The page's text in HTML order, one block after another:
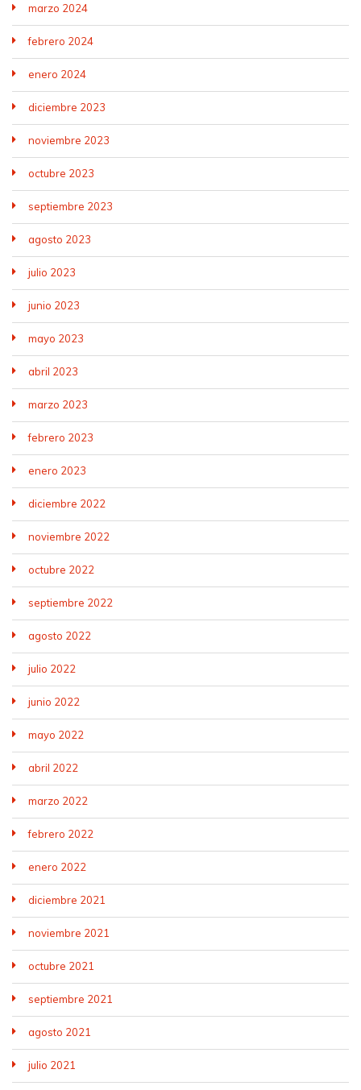
marzo 2024
febrero 2024
enero 2024
diciembre 2023
noviembre 2023
octubre 2023
septiembre 2023
agosto 2023
julio 2023
junio 2023
mayo 2023
abril 2023
marzo 2023
febrero 2023
enero 2023
diciembre 2022
noviembre 2022
octubre 2022
septiembre 2022
agosto 2022
julio 2022
junio 2022
mayo 2022
abril 2022
marzo 2022
febrero 2022
enero 2022
diciembre 2021
noviembre 2021
octubre 2021
septiembre 2021
agosto 2021
julio 2021